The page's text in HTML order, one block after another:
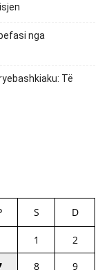
nga
Të
S D
1
2
8
9